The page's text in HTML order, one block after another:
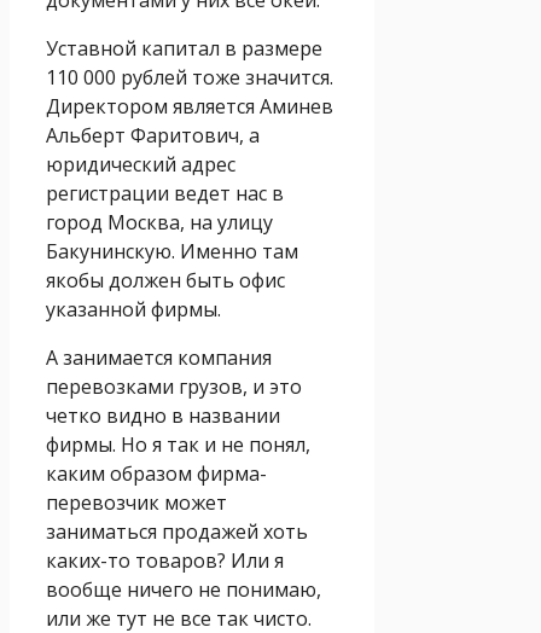
Уставной капитал в размере
110 000 рублей тоже значится.
Директором является Аминев
Альберт Фаритович, а
юридический адрес
регистрации ведет нас в
город Москва, на улицу
Бакунинскую. Именно там
якобы должен быть офис
указанной фирмы.
А занимается компания
перевозками грузов, и это
четко видно в названии
фирмы. Но я так и не понял,
каким образом фирма-
перевозчик может
заниматься продажей хоть
каких-то товаров? Или я
вообще ничего не понимаю,
или же тут не все так чисто.